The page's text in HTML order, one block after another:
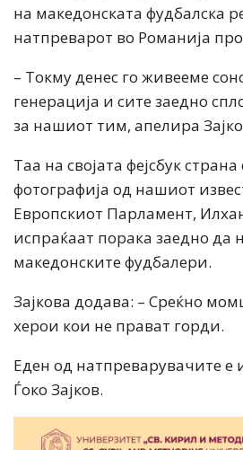
на македонската фудбалска
натпреварот во Романија
– Токму денес го живееме
генерација и сите заедно
за нашиот тим, апелира
Таа на својата фејсбук
фотографија од нашиот
Европскиот Парламент,
испраќаат порака заедно да
македонските фудбалери.
Зајкова додава: – Среќно
херои кои не прават горди.
Еден од натпреварувачите е
Ѓоко Зајков.